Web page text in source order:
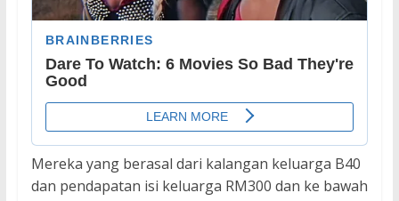
Mereka yang berasal dari kalangan keluarga B40
dan pendapatan isi keluarga RM300 dan ke bawah